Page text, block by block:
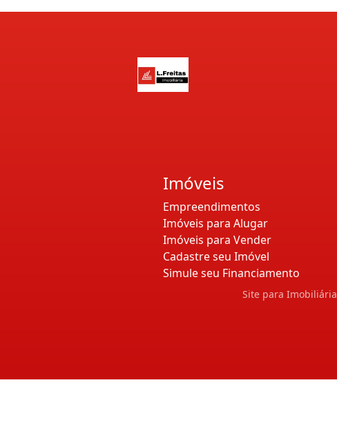
Imóveis
Empreendimentos
Imóveis para Alugar
Imóveis para Vender
Cadastre seu Imóvel
Simule seu Financiamento
Site para Imobiliária